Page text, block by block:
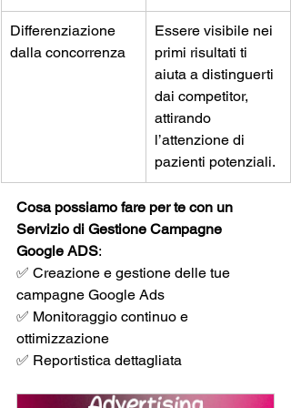
Differenziazione
dalla concorrenza
Essere visibile nei
primi risultati ti
aiuta a distinguerti
dai competitor,
attirando
l’attenzione di
pazienti potenziali.
Cosa possiamo fare per te con un
Servizio di Gestione Campagne
Google ADS:
✅ Creazione e gestione delle tue
campagne Google Ads
✅ Monitoraggio continuo e
ottimizzazione
✅ Reportistica dettagliata